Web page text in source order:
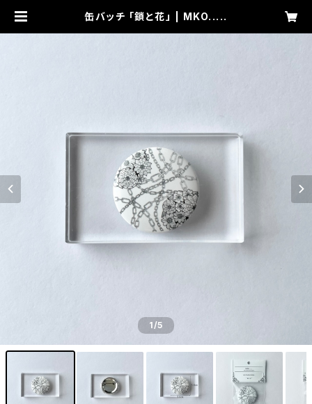
缶バッチ 「鎖と花」 | MKO.....
1/5